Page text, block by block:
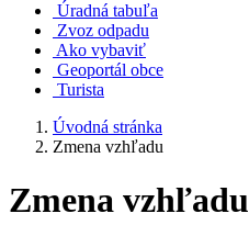
Úradná tabuľa
Zvoz odpadu
Ako vybaviť
Geoportál obce
Turista
Úvodná stránka
Zmena vzhľadu
Zmena vzhľadu